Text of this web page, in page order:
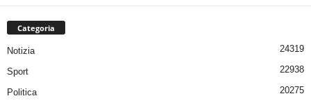
Categoria
Notizia 24319
Sport 22938
Politica 20275